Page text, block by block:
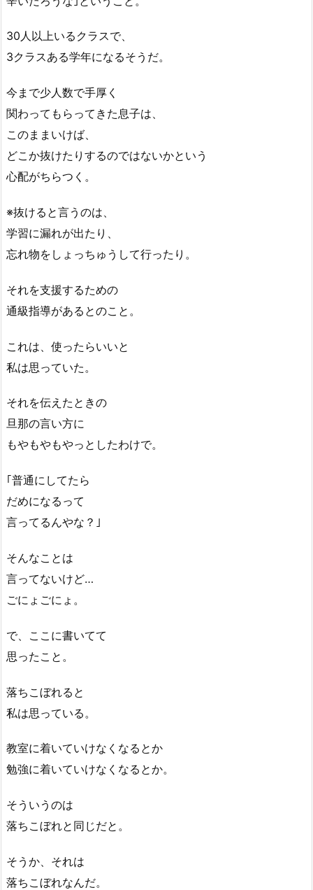
30人以上いるクラスで、
3クラスある学年になるそうだ。
今まで少人数で手厚く
関わってもらってきた息子は、
このままいけば、
どこか抜けたりするのではないかという
心配がちらつく。
※抜けると言うのは、
学習に漏れが出たり、
忘れ物をしょっちゅうして行ったり。
それを支援するための
通級指導があるとのこと。
これは、使ったらいいと
私は思っていた。
それを伝えたときの
旦那の言い方に
もやもやもやっとしたわけで。
｢普通にしてたら
だめになるって
言ってるんやな？｣
そんなことは
言ってないけど…
ごにょごにょ。
で、ここに書いてて
思ったこと。
落ちこぼれると
私は思っている。
教室に着いていけなくなるとか
勉強に着いていけなくなるとか。
そういうのは
落ちこぼれと同じだと。
そうか、それは
落ちこぼれなんだ。